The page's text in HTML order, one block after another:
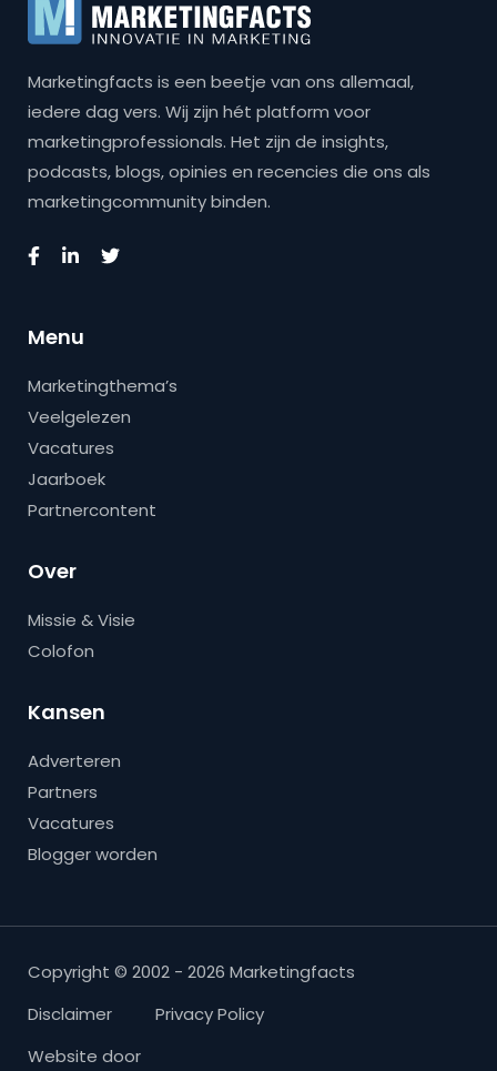
Marketingfacts is een beetje van ons allemaal,
iedere dag vers. Wij zijn hét platform voor
marketingprofessionals. Het zijn de insights,
podcasts, blogs, opinies en recencies die ons als
marketingcommunity binden.
Menu
Marketingthema’s
Veelgelezen
Vacatures
Jaarboek
Partnercontent
Over
Missie & Visie
Colofon
Kansen
Adverteren
Partners
Vacatures
Blogger worden
Copyright © 2002 - 2026 Marketingfacts
Disclaimer
Privacy Policy
Website door